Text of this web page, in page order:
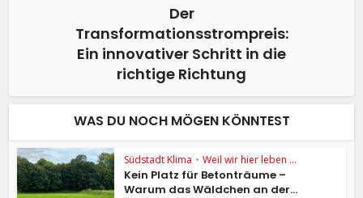
Der
Transformationsstrompreis:
Ein innovativer Schritt in die
richtige Richtung
WAS DU NOCH MÖGEN KÖNNTEST
Südstadt Klima • Weil wir hier leben ...
Kein Platz für Betonträume –
Warum das Wäldchen an der...